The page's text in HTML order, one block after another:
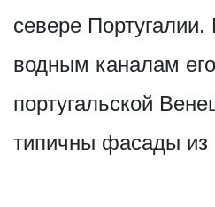
севере Португалии.
водным каналам
португальской
типичны фасады из